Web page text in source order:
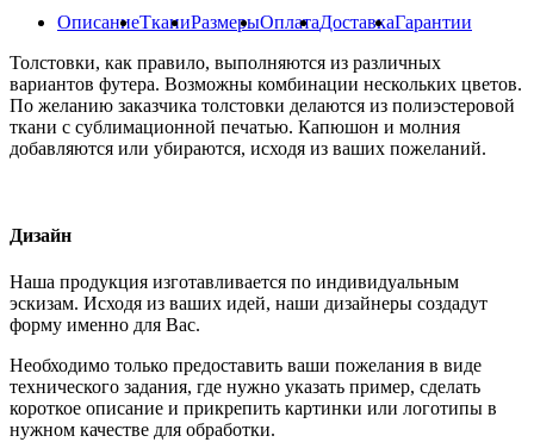
ОписаниеТканиРазмерыОплатаДоставкаГарантии
Толстовки, как правило, выполняются из различных
вариантов футера. Возможны комбинации нескольких цветов.
По желанию заказчика толстовки делаются из полиэстеровой
ткани с сублимационной печатью. Капюшон и молния
добавляются или убираются, исходя из ваших пожеланий.
Дизайн
Наша продукция изготавливается по индивидуальным
эскизам. Исходя из ваших идей, наши дизайнеры создадут
форму именно для Вас.
Необходимо только предоставить ваши пожелания в виде
технического задания, где нужно указать пример, сделать
короткое описание и прикрепить картинки или логотипы в
нужном качестве для обработки.